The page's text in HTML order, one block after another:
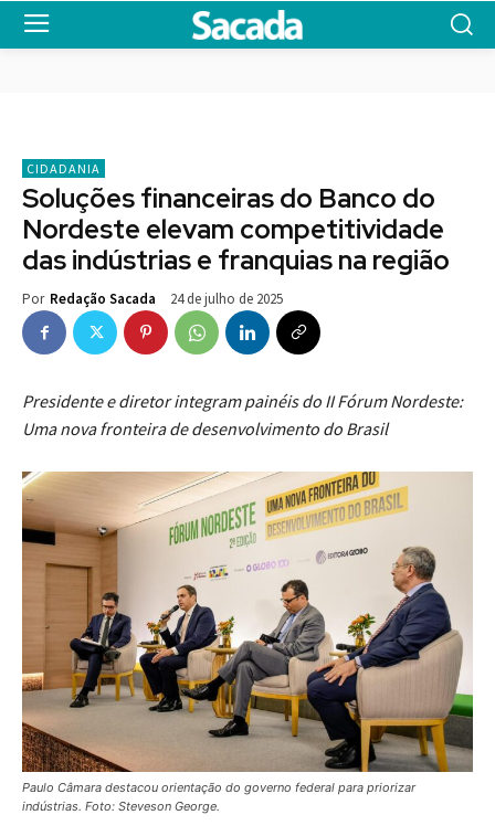
CIDADANIA
Soluções financeiras do Banco do
Nordeste elevam competitividade
das indústrias e franquias na região
Por Redação Sacada 24 de julho de 2025
Presidente e diretor integram painéis do II Fórum Nordeste:
Uma nova fronteira de desenvolvimento do Brasil
Paulo Câmara destacou orientação do governo federal para priorizar
indústrias. Foto: Steveson George.